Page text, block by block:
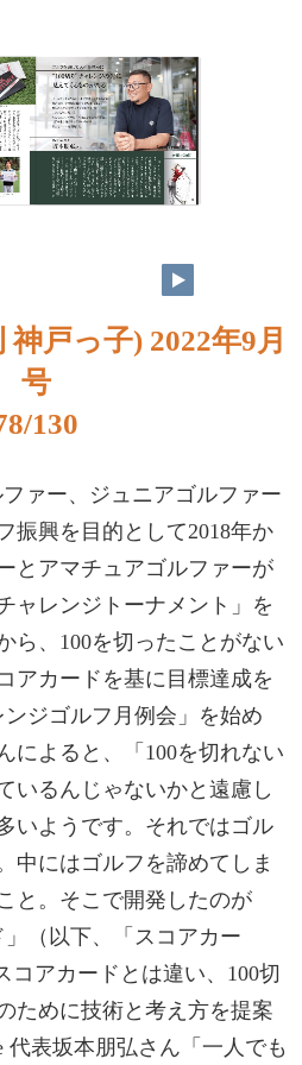
戸っ子) 2022年9月
号
130
ァー、ジュニアゴルファー
振興を目的として2018年か
とアマチュアゴルファーが
ャレンジトーナメント」を
ら、100を切ったことがない
アカードを基に目標達成を
ンジゴルフ月例会」を始め
によると、「100を切れない
いるんじゃないかと遠慮し
いようです。それではゴル
中にはゴルフを諦めてしま
と。そこで開発したのが
」（以下、「スコアカー
コアカードとは違い、100切
ために技術と考え方を提案
代表坂本朋弘さん「一人でも